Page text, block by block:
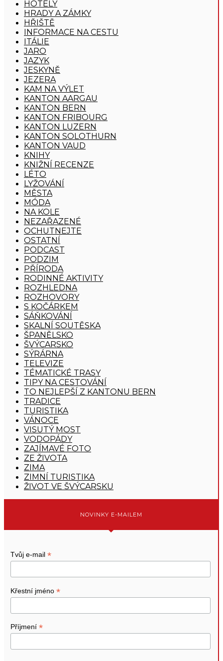
HOTELY
HRADY A ZÁMKY
HŘIŠTĚ
INFORMACE NA CESTU
ITÁLIE
JARO
JAZYK
JESKYNĚ
JEZERA
KAM NA VÝLET
KANTON AARGAU
KANTON BERN
KANTON FRIBOURG
KANTON LUZERN
KANTON SOLOTHURN
KANTON VAUD
KNIHY
KNIŽNÍ RECENZE
LÉTO
LYŽOVÁNÍ
MĚSTA
MÓDA
NA KOLE
NEZAŘAZENÉ
OCHUTNEJTE
OSTATNÍ
PODCAST
PODZIM
PŘÍRODA
RODINNÉ AKTIVITY
ROZHLEDNA
ROZHOVORY
S KOČÁRKEM
SÁŇKOVÁNÍ
SKALNÍ SOUTĚSKA
ŠPANĚLSKO
ŠVÝCARSKO
SÝRÁRNA
TELEVIZE
TÉMATICKÉ TRASY
TIPY NA CESTOVÁNÍ
TO NEJLEPŠÍ Z KANTONU BERN
TRADICE
TURISTIKA
VÁNOCE
VISUTÝ MOST
VODOPÁDY
ZAJÍMAVÉ FOTO
ZE ŽIVOTA
ZIMA
ZIMNÍ TURISTIKA
ŽIVOT VE ŠVÝCARSKU
NOVINKY E-MAILEM
Tvůj e-mail *
Křestní jméno *
Příjmení *